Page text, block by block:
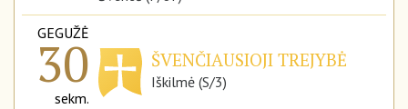
GEGUŽĖ
30
sekm.
ŠVENČIAUSIOJI TREJYBĖ
Iškilmė (S/3)